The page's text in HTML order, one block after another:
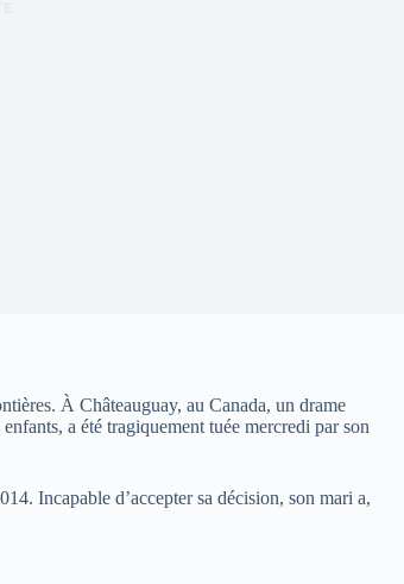
À Châteauguay, au Canada, un drame
a été tragiquement tuée mercredi par son
Incapable d’accepter sa décision, son mari a,